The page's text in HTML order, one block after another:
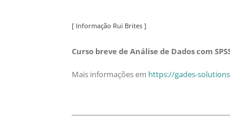
[ Informação Rui Brites ]
Curso breve de Análise de Dados com
Mais informações em https://gades-